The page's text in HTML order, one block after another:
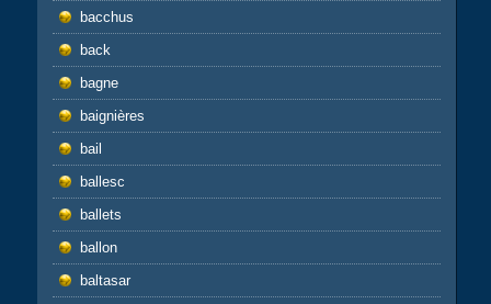
bacchus
back
bagne
baignières
bail
ballesc
ballets
ballon
baltasar